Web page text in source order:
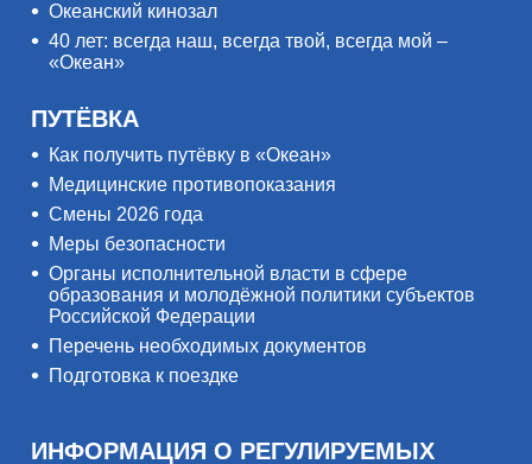
Океанский кинозал
40 лет: всегда наш, всегда твой, всегда мой –
«Океан»
ПУТЁВКА
Как получить путёвку в «Океан»
Медицинские противопоказания
Смены 2026 года
Меры безопасности
Органы исполнительной власти в сфере
образования и молодёжной политики субъектов
Российской Федерации
Перечень необходимых документов
Подготовка к поездке
ИНФОРМАЦИЯ О РЕГУЛИРУЕМЫХ